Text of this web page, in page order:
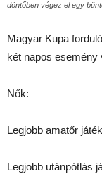
döntőben végez el egy
Magyar Kupa
két napos esemény
Nők:
Legjobb amatőr
Legjobb utánpótlás